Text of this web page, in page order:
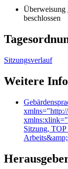
Überweisung
beschlossen
Sitzungsverlauf
Weitere
Sitzung,